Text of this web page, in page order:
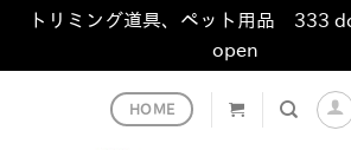
トリミング道具、ペット用品 333
open
HOME